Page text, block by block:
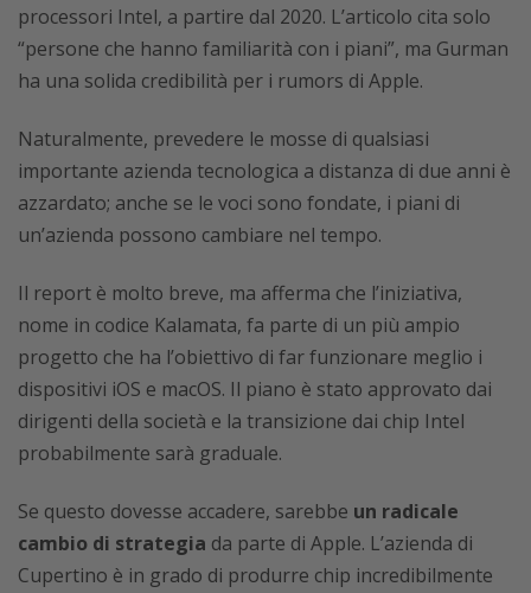
processori Intel, a partire dal 2020. L’articolo cita solo
“persone che hanno familiarità con i piani”, ma Gurman
ha una solida credibilità per i rumors di Apple.
Naturalmente, prevedere le mosse di qualsiasi
importante azienda tecnologica a distanza di due anni è
azzardato; anche se le voci sono fondate, i piani di
un’azienda possono cambiare nel tempo.
Il report è molto breve, ma afferma che l’iniziativa,
nome in codice Kalamata, fa parte di un più ampio
progetto che ha l’obiettivo di far funzionare meglio i
dispositivi iOS e macOS. Il piano è stato approvato dai
dirigenti della società e la transizione dai chip Intel
probabilmente sarà graduale.
Se questo dovesse accadere, sarebbe un radicale
cambio di strategia da parte di Apple. L’azienda di
Cupertino è in grado di produrre chip incredibilmente